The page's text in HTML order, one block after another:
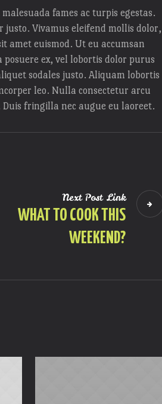
fames ac turpis egestas.
Vivamus eleifend mollis dolor,
amet euismod. Ut eu accumsan
ex, vel lobortis dolor purus
sodales justo. Aliquam lobortis
leo. Nulla consectetur arcu
fringilla nec augue eu laoreet.
NextPost Link
WHAT TO COOK THIS
WEEKEND?